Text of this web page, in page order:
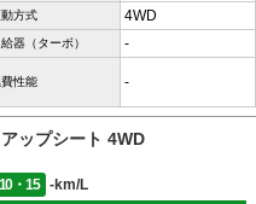
方式 4WD
器（ターボ） -
性能 -
ップシート 4WD
10・15
-km/L